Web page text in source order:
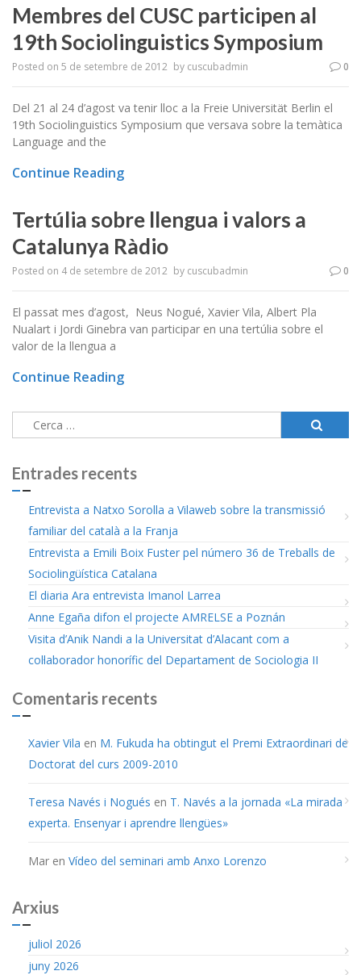
Membres del CUSC participen al
19th Sociolinguistics Symposium
Posted on 5 de setembre de 2012 by cuscubadmin 0
Del 21 al 24 d’agost va tenir lloc a la Freie Universität Berlin el
19th Sociolinguistics Symposium que versava sobre la temàtica
Language and the
Continue Reading
Tertúlia sobre llengua i valors a
Catalunya Ràdio
Posted on 4 de setembre de 2012 by cuscubadmin 0
El passat mes d’agost, Neus Nogué, Xavier Vila, Albert Pla
Nualart i Jordi Ginebra van participar en una tertúlia sobre el
valor de la llengua a
Continue Reading
Cerca:
Entrades recents
Entrevista a Natxo Sorolla a Vilaweb sobre la transmissió
familiar del català a la Franja
Entrevista a Emili Boix Fuster pel número 36 de Treballs de
Sociolingüística Catalana
El diaria Ara entrevista Imanol Larrea
Anne Egaña difon el projecte AMRELSE a Poznán
Visita d’Anik Nandi a la Universitat d’Alacant com a
col·laborador honorífic del Departament de Sociologia II
Comentaris recents
Xavier Vila en M. Fukuda ha obtingut el Premi Extraordinari de
Doctorat del curs 2009-2010
Teresa Navés i Nogués en T. Navés a la jornada «La mirada
experta. Ensenyar i aprendre llengües»
Mar en Vídeo del seminari amb Anxo Lorenzo
Arxius
juliol 2026
juny 2026